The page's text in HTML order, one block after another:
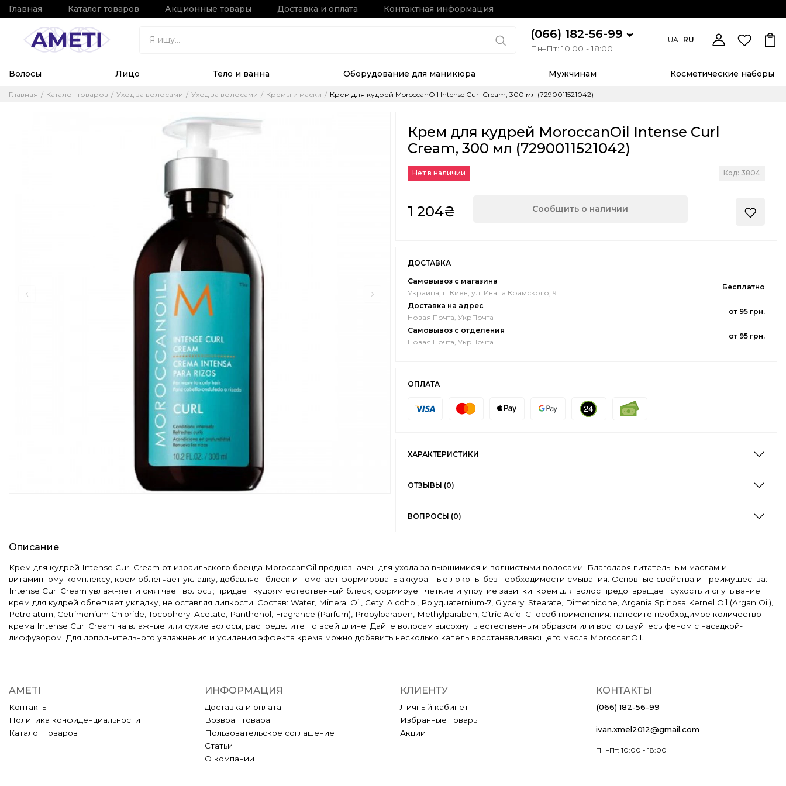
Главная Каталог товаров Акционные товары Доставка и оплата Контактная информация
(066) 182-56-99
Пн–Пт: 10:00 - 18:00
UA RU
Волосы Лицо Тело и ванна Оборудование для маникюра Мужчинам Косметические наборы
Главная Каталог товаров Уход за волосами Уход за волосами Кремы и маски Крем для кудрей MoroccanOil Intense Curl Cream, 300 мл (7290011521042)
Крем для кудрей MoroccanOil Intense Curl
Cream, 300 мл (7290011521042)
Нет в наличии Код: 3804
1 204₴ Сообщить о наличии
ДОСТАВКА
Самовывоз с магазина
Украина, г. Киев, ул. Ивана Крамского, 9
Бесплатно
Доставка на адрес
Новая Почта, УкрПочта
от 95 грн.
Самовывоз с отделения
Новая Почта, УкрПочта
от 95 грн.
ОПЛАТА
ХАРАКТЕРИСТИКИ
ОТЗЫВЫ (0)
ВОПРОСЫ (0)
Описание
Крем для кудрей Intense Curl Cream от израильского бренда MoroccanOil предназначен для ухода за вьющимися и волнистыми волосами. Благодаря питательным маслам и
витаминному комплексу, крем облегчает укладку, добавляет блеск и помогает формировать аккуратные локоны без необходимости смывания. Основные свойства и преимущества:
Intense Curl Cream увлажняет и смягчает волосы; придает кудрям естественный блеск; формирует четкие и упругие завитки; крем для волос предотвращает сухость и спутывание;
крем для кудрей облегчает укладку, не оставляя липкости. Состав: Water, Mineral Oil, Cetyl Alcohol, Polyquaternium-7, Glyceryl Stearate, Dimethicone, Argania Spinosa Kernel Oil (Argan Oil),
Petrolatum, Cetrimonium Chloride, Tocopheryl Acetate, Panthenol, Fragrance (Parfum), Propylparaben, Methylparaben, Citric Acid. Способ применения: нанесите необходимое количество
крема Intense Curl Cream на влажные или сухие волосы, распределите по всей длине. Дайте волосам высохнуть естественным образом или воспользуйтесь феном с насадкой-
диффузором. Для дополнительного увлажнения и усиления эффекта крема можно добавить несколько капель восстанавливающего масла MoroccanOil.
AMETI
Контакты
Политика конфиденциальности
Каталог товаров
ИНФОРМАЦИЯ
Доставка и оплата
Возврат товара
Пользовательское соглашение
Статьи
О компании
КЛИЕНТУ
Личный кабинет
Избранные товары
Акции
КОНТАКТЫ
(066) 182-56-99
ivan.xmel2012@gmail.com
Пн–Пт: 10:00 - 18:00